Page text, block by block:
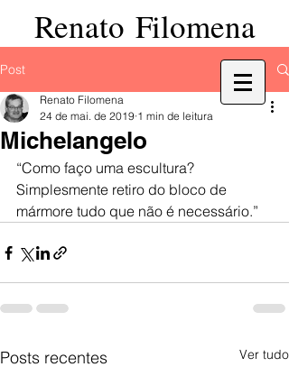
Renato Filomena
Post
Michelangelo
Renato Filomena
24 de mai. de 2019 1 min de leitura
“Como faço uma escultura?
Simplesmente retiro do bloco de
mármore tudo que não é necessário.”
Posts recentes Ver tudo